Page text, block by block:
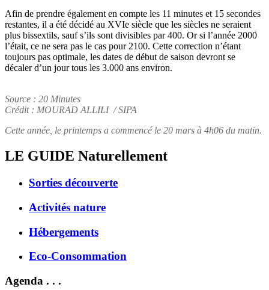
Afin de prendre également en compte les 11 minutes et 15 secondes
restantes, il a été décidé au XVIe siècle que les siècles ne seraient
plus bissextils, sauf s’ils sont divisibles par 400. Or si l’année 2000
l’était, ce ne sera pas le cas pour 2100. Cette correction n’étant
toujours pas optimale, les dates de début de saison devront se
décaler d’un jour tous les 3.000 ans environ.
Source : 20 Minutes
Crédit : MOURAD ALLILI / SIPA
Cette année, le printemps a commencé le 20 mars à 4h06 du matin.
LE GUIDE Naturellement
Sorties découverte
Activités nature
Hébergements
Eco-Consommation
Agenda . . .